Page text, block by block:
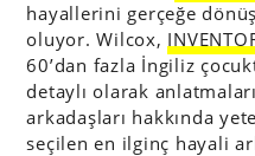
hayallerini gerçeğe
oluyor. Wilcox,
60’dan fazla İngiliz
detaylı olarak
arkadaşları hakkında
seçilen en ilginç hayali